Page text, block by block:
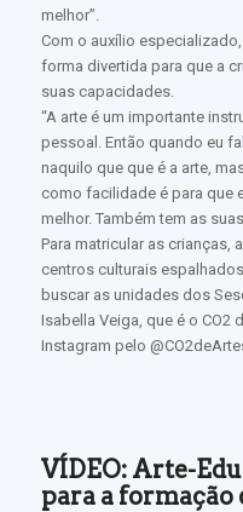
melhor”.
Com o auxílio
forma divertida para que a
suas capacidades.
“A arte é um importante
pessoal. Então quando eu
naquilo que que é a arte,
como facilidade é para que
melhor. Também tem as
Para matricular as crianças,
centros culturais
buscar as unidades dos
Isabella Veiga, que é o CO2
Instagram pelo
VÍDEO: Arte-
para a formação